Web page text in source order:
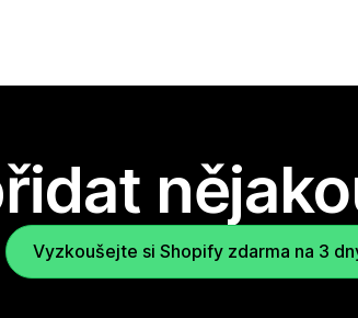
Vyzkoušejte si Shopify zdarma na 3